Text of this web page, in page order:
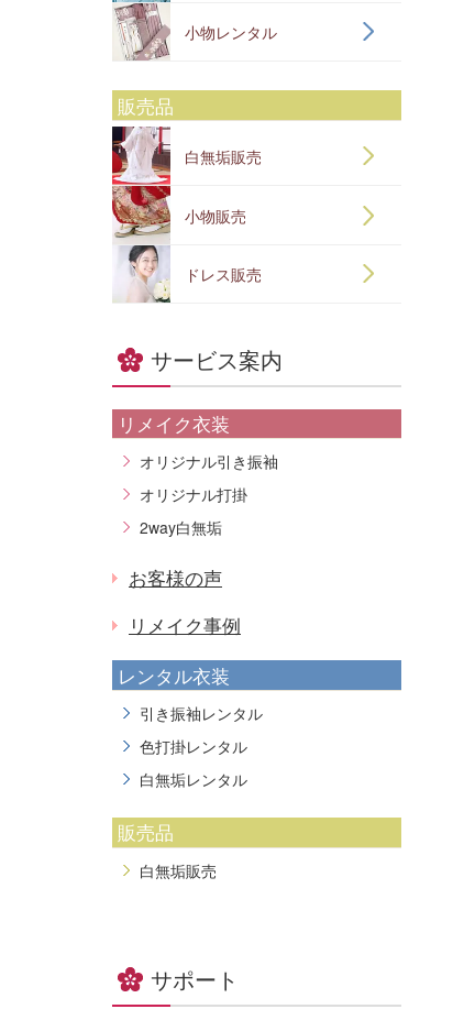
小物レンタル
販売品
白無垢販売
小物販売
ドレス販売
サービス案内
リメイク衣装
オリジナル引き振袖
オリジナル打掛
2way白無垢
お客様の声
リメイク事例
レンタル衣装
引き振袖レンタル
色打掛レンタル
白無垢レンタル
販売品
白無垢販売
サポート